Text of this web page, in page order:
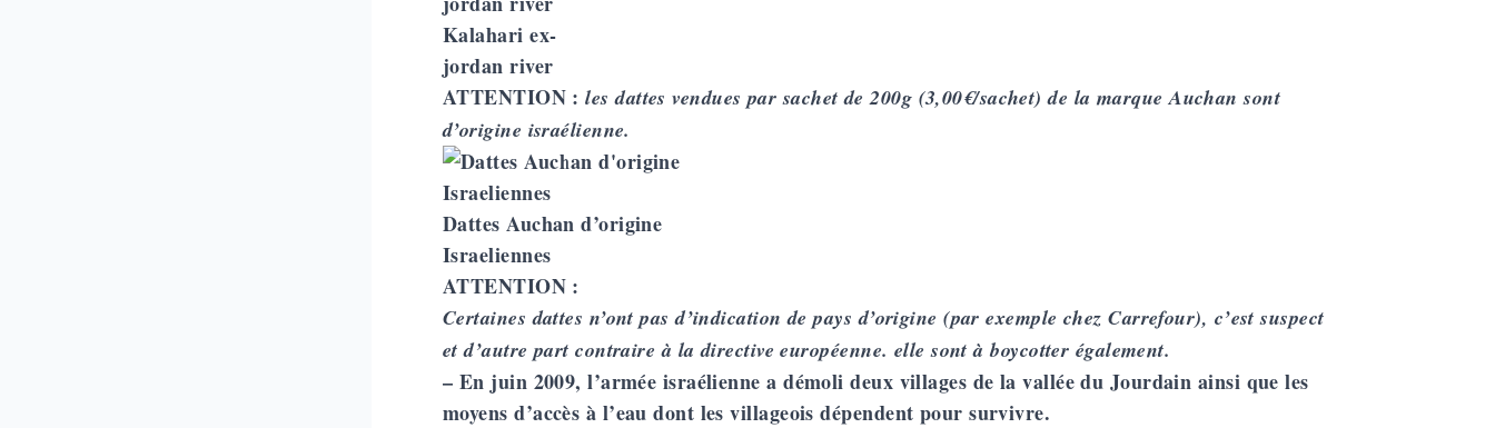
Kalahari ex-
jordan river
ATTENTION : les dattes vendues par sachet de 200g (3,00€/sachet) de la marque Auchan sont
d’origine israélienne.
Dattes Auchan d’origine
Israeliennes
ATTENTION :
Certaines dattes n’ont pas d’indication de pays d’origine (par exemple chez Carrefour), c’est suspect
et d’autre part contraire à la directive européenne. elle sont à boycotter également.
– En juin 2009, l’armée israélienne a démoli deux villages de la vallée du Jourdain ainsi que les
moyens d’accès à l’eau dont les villageois dépendent pour survivre.